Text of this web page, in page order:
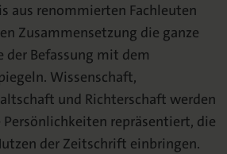
aus renommierten Fachleuten
Zusammensetzung die ganze
der Befassung mit dem
Wissenschaft,
und Richterschaft werden
Persönlichkeiten repräsentiert, die
der Zeitschrift einbringen.